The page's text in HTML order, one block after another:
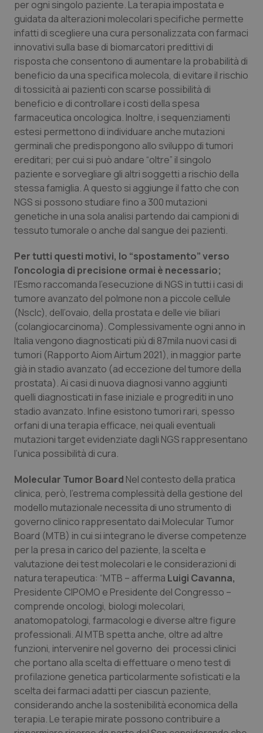
Oncologia & Nutrizione
Psoriasi & pelle
Quotidiano Cardiologia
Quotidiano Chirurgia
Quotidiano Oncologia
Quotidiano Pediatria
Rene & patologie urogenitali
Salute orale & impianti
Sangue & coagulazione
Tiroide
Tumore al seno
Tumore ovarico
Tumori del Polmone & Testa Collo
Tumori gastrointestinali
Ulcera & Reflusso
per ogni singolo paziente. La terapia impostata e
guidata da alterazioni molecolari specifiche permette
infatti di scegliere una cura personalizzata con farmaci
innovativi sulla base di biomarcatori predittivi di
risposta che consentono di aumentare la probabilità di
beneficio da una specifica molecola, di evitare il rischio
di tossicità ai pazienti con scarse possibilità di
beneficio e di controllare i costi della spesa
farmaceutica oncologica. Inoltre, i sequenziamenti
estesi permettono di individuare anche mutazioni
germinali che predispongono allo sviluppo di tumori
ereditari; per cui si può andare “oltre” il singolo
paziente e sorvegliare gli altri soggetti a rischio della
stessa famiglia. A questo si aggiunge il fatto che con
NGS si possono studiare fino a 300 mutazioni
genetiche in una sola analisi partendo dai campioni di
tessuto tumorale o anche dal sangue dei pazienti.
Per tutti questi motivi, lo “spostamento” verso
l’oncologia di precisione ormai è necessario;
l’Esmo raccomanda l’esecuzione di NGS in tutti i casi di
tumore avanzato del polmone non a piccole cellule
(Nsclc), dell’ovaio, della prostata e delle vie biliari
(colangiocarcinoma). Complessivamente ogni anno in
Italia vengono diagnosticati più di 87mila nuovi casi di
tumori (Rapporto Aiom Airtum 2021), in maggior parte
già in stadio avanzato (ad eccezione del tumore della
prostata). Ai casi di nuova diagnosi vanno aggiunti
quelli diagnosticati in fase iniziale e progrediti in uno
stadio avanzato. Infine esistono tumori rari, spesso
orfani di una terapia efficace, nei quali eventuali
mutazionitargetevidenziate dagli NGS rappresentano
l’unica possibilità di cura.
Molecular Tumor Board Nel contesto della pratica
clinica, però, l’estrema complessità della gestione del
modello mutazionale necessita di uno strumento di
governo clinico rappresentato dai Molecular Tumor
Board (MTB) in cui si integrano le diverse competenze
per la presa in carico del paziente, la scelta e
valutazione dei test molecolari e le considerazioni di
natura terapeutica: “MTB – afferma Luigi Cavanna,
Presidente CIPOMO e Presidente del Congresso –
comprende oncologi, biologi molecolari,
anatomopatologi, farmacologi e diverse altre figure
professionali. Al MTB spetta anche, oltre ad altre
funzioni, intervenire nel governo dei processi clinici
che portano alla scelta di effettuare o meno test di
profilazione genetica particolarmente sofisticati e la
scelta dei farmaci adatti per ciascun paziente,
considerando anche la sostenibilità economica della
terapia. Le terapie mirate possono contribuire a